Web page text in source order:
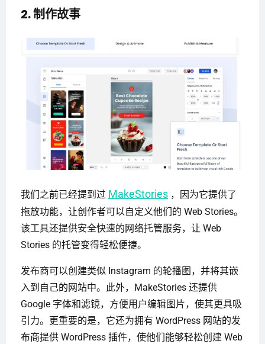
2. 制作故事
我们之前已经提到过 MakeStories ，因为它提供了
拖放功能，让创作者可以自定义他们的 Web Stories。
该工具还提供安全快速的网络托管服务，让 Web
Stories 的托管变得轻松便捷。
发布商可以创建类似 Instagram 的轮播图，并将其嵌
入到自己的网站中。此外，MakeStories 还提供
Google 字体和滤镜，方便用户编辑图片，使其更具吸
引力。更重要的是，它还为拥有 WordPress 网站的发
布商提供 WordPress 插件，使他们能够轻松创建 Web